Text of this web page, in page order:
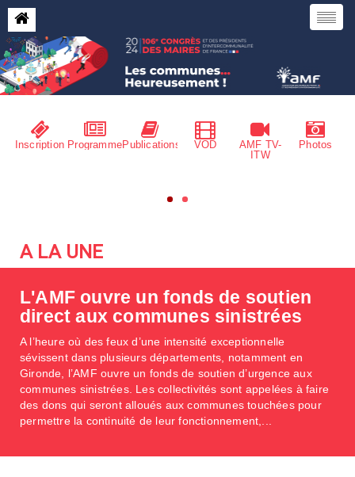
Inscription ProgrammePublications VOD
AMF TV-
ITW
Photos
A LA UNE
L'AMF ouvre un fonds de soutien
direct aux communes sinistrées
A l’heure où des feux d’une intensité exceptionnelle
sévissent dans plusieurs départements, notamment en
Gironde, l’AMF ouvre un fonds de soutien d’urgence aux
communes sinistrées. Les collectivités sont appelées à faire
des dons qui seront alloués aux communes touchées pour
permettre la continuité de leur fonctionnement,...